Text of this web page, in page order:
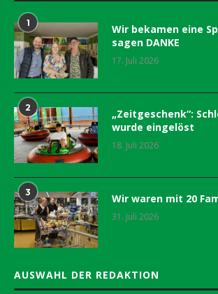
1
Wir bekamen eine
sagen DANKE
17. Juli 2026
2
„Zeitgeschenk“:
wurde eingelöst
18. Juli 2026
3 Wir waren mit 20
31. Juli 2026
AUSWAHL DER REDAKTION